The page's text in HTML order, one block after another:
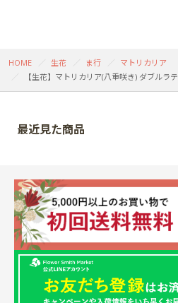
HOME 生花 ま行
マトリカリア
【生花】マトリカリア(八重咲き) ダブルラテ
最近見た商品